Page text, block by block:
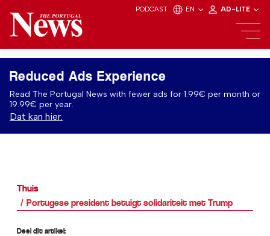
PODCAST EN AD-LITE
Reduced Ads Experience
Read The Portugal News with fewer ads for 1.99€ per month or
19.99€ per year.
Dat kan hier.
Thuis
Portugese president betuigt solidariteit met Trump
Deel dit artikel: